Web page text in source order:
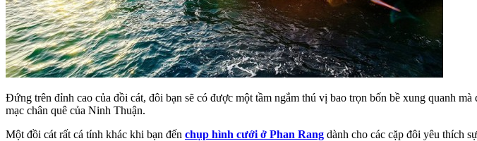
Đứng trên đỉnh cao của đồi cát, đôi bạn sẽ có được một tầm ngắm thú vị bao trọn bốn bề xung quanh
mạc chân quê của Ninh Thuận.
Một đồi cát rất cá tính khác khi bạn đến chụp hình cưới ở Phan Rang dành cho các cặp đôi yêu thích